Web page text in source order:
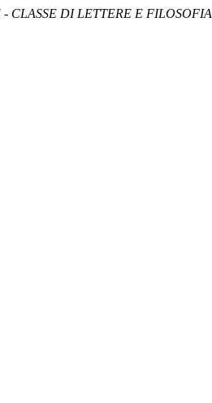
CLASSE DI LETTERE E FILOSOFIA